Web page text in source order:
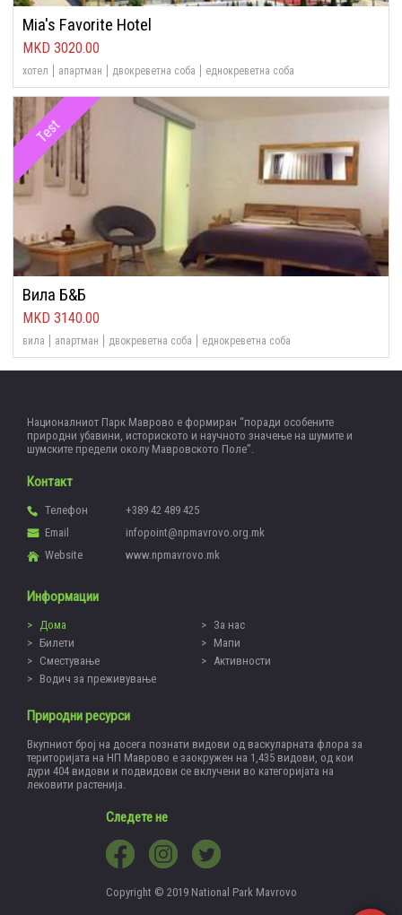
Mia's Favorite Hotel
3020.00
хотел апартман двокреветна соба еднокреветна соба
Test
Вила Б&Б
3140.00
вила апартман двокреветна соба еднокреветна соба
Националниот Парк Маврово е формиран “поради особените
природни убавини, историското и научното значење на шумите и
шумските предели околу Мавровското Поле”.
Контакт
Телефон
+389 42 489 425
Email
infopoint@npmavrovo.org.mk
Website
www.npmavrovo.mk
Информации
Дома
За нас
Билети
Мапи
Сместување
Активности
Водич за преживување
Природни ресурси
Вкупниот број на досега познати видови од васкуларната флора за
територијата на НП Маврово е заокружен на 1,435 видови, од кои
дури 404 видови и подвидови се вклучени во категоријата на
лековити растенија.
Следете не
Copyright © 2019 National Park Mavrovo